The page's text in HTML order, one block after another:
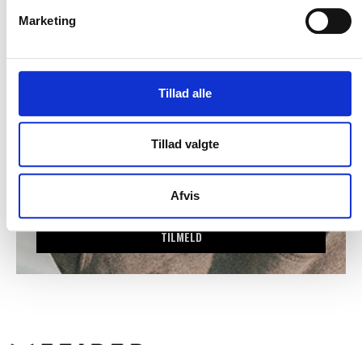
Marketing
Tillad alle
Tillad valgte
Afvis
Hold mig opdateret
Bliv en del af vores kundeklub og modtag vores
relevante nyhedsbreve.
TILMELD